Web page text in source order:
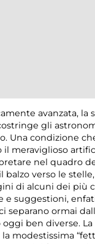
avanzata, la
gli
Una condizione
il meraviglioso
nel quadro
verso le
di alcuni dei più
suggestioni,
ormai
ben diverse.
modestissima